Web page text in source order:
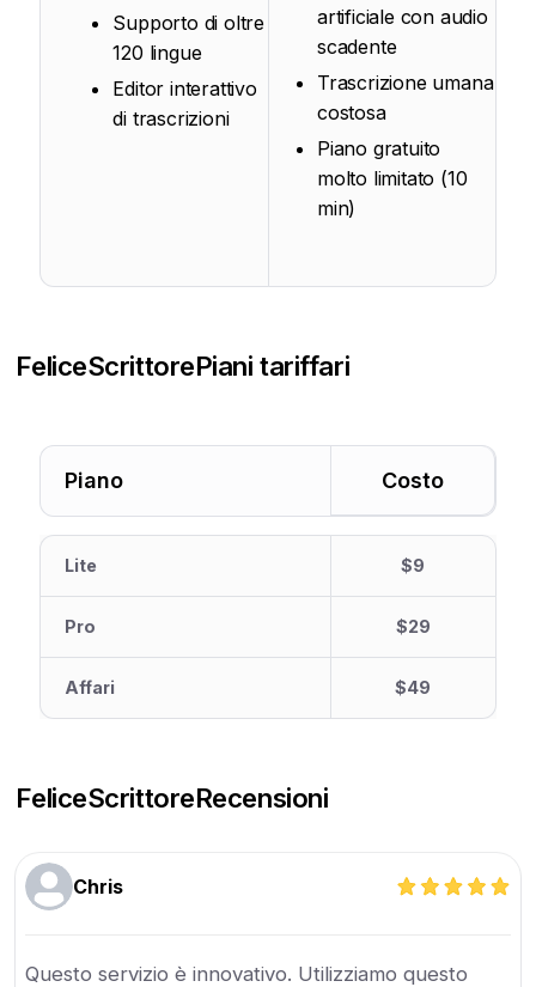
Supporto di oltre
120 lingue
Editor interattivo
di trascrizioni
artificiale con audio
scadente
Trascrizione umana
costosa
Piano gratuito
molto limitato (10
min)
FeliceScrittorePiani tariffari
Piano Costo
Lite $9
Pro $29
Affari $49
FeliceScrittoreRecensioni
Chris
Questo servizio è innovativo. Utilizziamo questo